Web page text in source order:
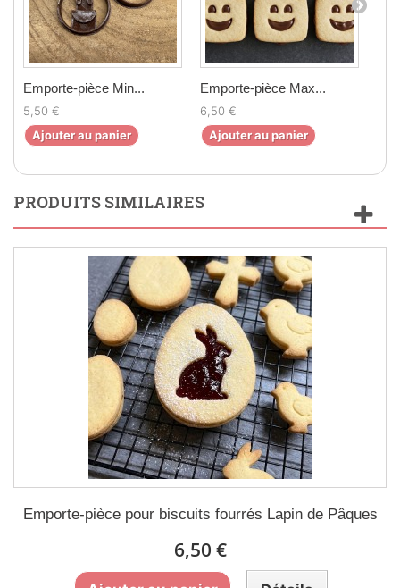
Emporte-pièce Min...
5,50 €
Ajouter au panier
Emporte-pièce Max...
6,50 €
Ajouter au panier
PRODUITS SIMILAIRES
Emporte-pièce pour biscuits fourrés Lapin de Pâques
6,50 €